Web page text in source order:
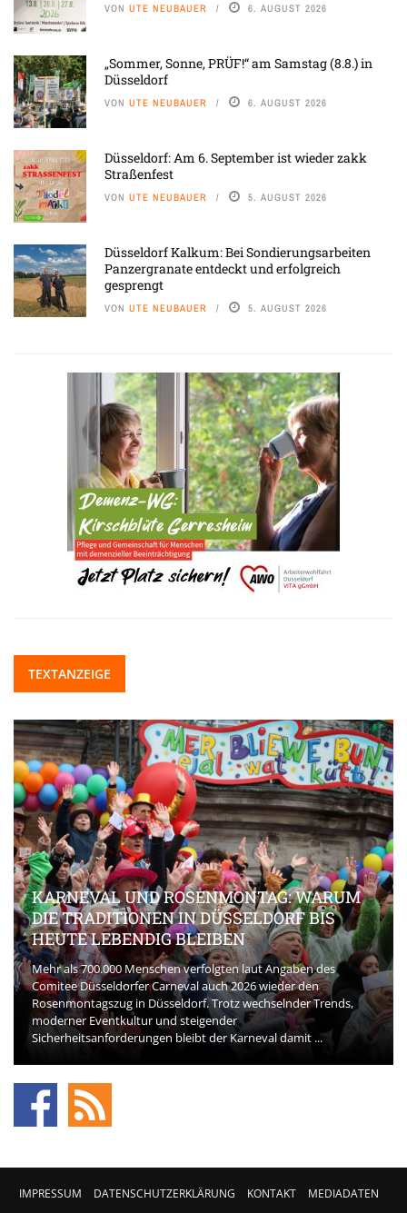
VON UTE NEUBAUER 6. AUGUST 2026
„Sommer, Sonne, PRÜF!“ am Samstag (8.8.) in
Düsseldorf
VON UTE NEUBAUER 6. AUGUST 2026
Düsseldorf: Am 6. September ist wieder zakk
Straßenfest
VON UTE NEUBAUER 5. AUGUST 2026
Düsseldorf Kalkum: Bei Sondierungsarbeiten
Panzergranate entdeckt und erfolgreich
gesprengt
VON UTE NEUBAUER 5. AUGUST 2026
TEXTANZEIGE
KARNEVAL UND ROSENMONTAG: WARUM
DIE TRADITIONEN IN DÜSSELDORF BIS
HEUTE LEBENDIG BLEIBEN
Mehr als 700.000 Menschen verfolgten laut Angaben des
Comitee Düsseldorfer Carneval auch 2026 wieder den
Rosenmontagszug in Düsseldorf. Trotz wechselnder Trends,
moderner Eventkultur und steigender
Sicherheitsanforderungen bleibt der Karneval damit ...
IMPRESSUM DATENSCHUTZERKLÄRUNG KONTAKT MEDIADATEN